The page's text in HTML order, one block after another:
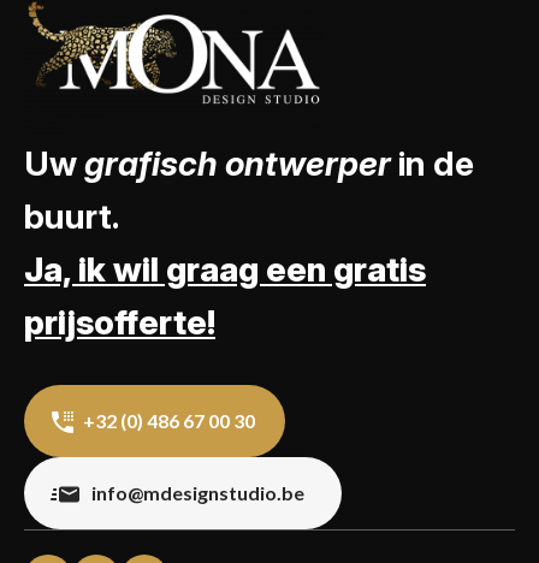
Uwgrafisch ontwerperin de
buurt.
Ja, ik wil graag een gratis
prijsofferte!
+32 (0) 486 67 00 30
info@mdesignstudio.be